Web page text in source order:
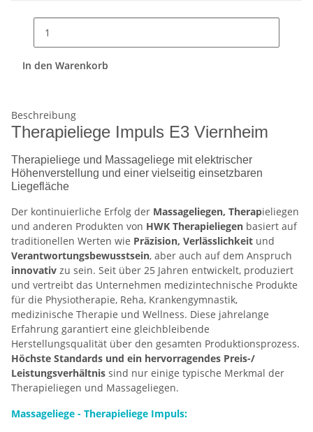
In den Warenkorb
Beschreibung
Therapieliege Impuls E3 Viernheim
Therapieliege und Massageliege mit elektrischer
Höhenverstellung und einer vielseitig einsetzbaren
Liegefläche
Der kontinuierliche Erfolg der Massageliegen, Therapieliegen
und anderen Produkten von HWK Therapieliegen basiert auf
traditionellen Werten wie Präzision, Verlässlichkeit und
Verantwortungsbewusstsein, aber auch auf dem Anspruch
innovativ zu sein. Seit über 25 Jahren entwickelt, produziert
und vertreibt das Unternehmen medizintechnische Produkte
für die Physiotherapie, Reha, Krankengymnastik,
medizinische Therapie und Wellness. Diese jahrelange
Erfahrung garantiert eine gleichbleibende
Herstellungsqualität über den gesamten Produktionsprozess.
Höchste Standards und ein hervorragendes Preis-/
Leistungsverhältnis sind nur einige typische Merkmal der
Therapieliegen und Massageliegen.
Massageliege - Therapieliege Impuls: